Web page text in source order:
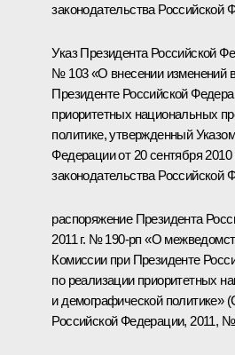
законодательства Российской
Указ Президента Российской
№ 103 «О внесении изменений
Президенте Российской
приоритетных национальных
политике, утвержденный
Федерации от 20 сентября
законодательства Российской
распоряжение Президента
2011 г. № 190-рп «О
Комиссии при Президенте
по реализации приоритетных
и демографической политике»
Российской Федерации, 2011,